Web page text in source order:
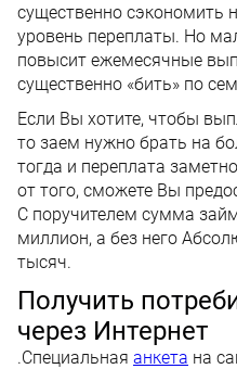
существенно сэкономить
уровень переплаты. Но
повысит ежемесячные
существенно «бить» по
Если Вы хотите, чтобы
то заем нужно брать на
тогда и переплата
от того, сможете Вы
С поручителем сумма
миллион, а без него
тысяч.
Получить
через Интернет
.Специальная анкета на